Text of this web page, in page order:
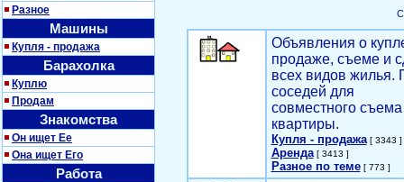
Разное
Машины
Купля - продажа
Барахолка
Куплю
Продам
Знакомства
Он ищет Ее
Она ищет Его
Работа
Объявления о
продаже, съеме и
всех видов жилья.
соседей для
совместного съема
квартиры.
Купля - продажа[ 3343 ]
Аренда[ 3413 ]
Разное по теме[ 773 ]